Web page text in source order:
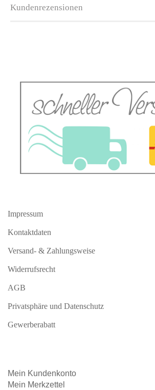
Kundenrezensionen
Impressum
Kontaktdaten
Versand- & Zahlungsweise
Widerrufsrecht
AGB
Privatsphäre und Datenschutz
Gewerberabatt
Mein Kundenkonto
Mein Merkzettel